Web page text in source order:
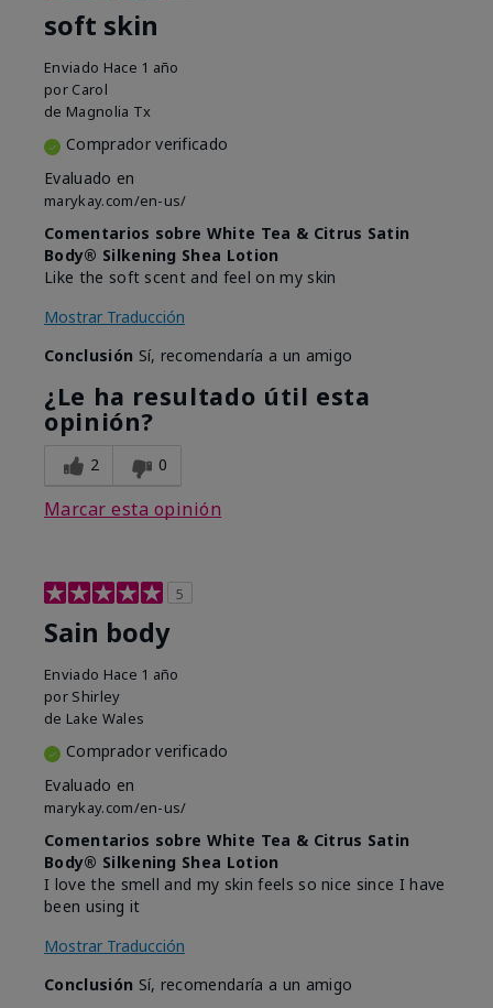
soft skin
Enviado Hace 1 año
por Carol
de Magnolia Tx
Comprador verificado
Evaluado en
marykay.com/en-us/
Comentarios sobre White Tea & Citrus Satin
Body® Silkening Shea Lotion
Like the soft scent and feel on my skin
Mostrar Traducción
Conclusión Sí, recomendaría a un amigo
¿Le ha resultado útil esta
opinión?
2 0
Marcar esta opinión
5
Sain body
Enviado Hace 1 año
por Shirley
de Lake Wales
Comprador verificado
Evaluado en
marykay.com/en-us/
Comentarios sobre White Tea & Citrus Satin
Body® Silkening Shea Lotion
I love the smell and my skin feels so nice since I have
been using it
Mostrar Traducción
Conclusión Sí, recomendaría a un amigo